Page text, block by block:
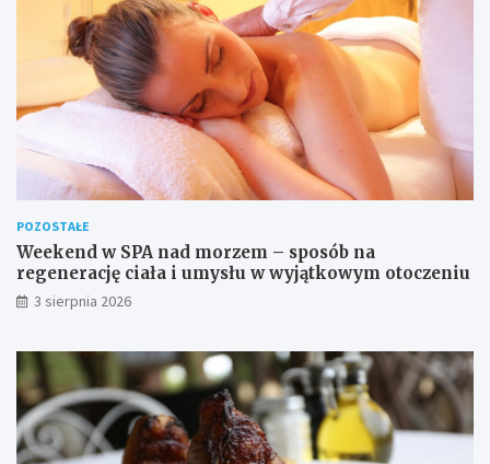
POZOSTAŁE
Weekend w SPA nad morzem – sposób na
regenerację ciała i umysłu w wyjątkowym otoczeniu
3 sierpnia 2026